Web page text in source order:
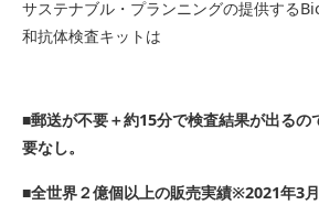
サステナブル・プランニングの提供する
和抗体検査キットは
■郵送が不要＋約15分で検査結果が出るの
要なし。
■全世界２億個以上の販売実績※2021年3